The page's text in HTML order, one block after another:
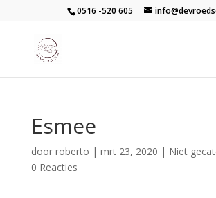
0516 -520 605
Esmee
door roberto | mrt 23, 2020 | Niet
0 Reacties